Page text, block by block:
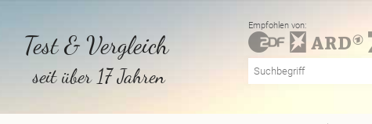
Test & Vergleich
seit über 17 Jahren
Empfohlen von: